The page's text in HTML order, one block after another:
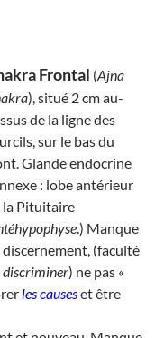
Frontal (Ajna
), situé 2 cm au-
de la ligne des
sur le bas du
Glande endocrine
: lobe antérieur
la Pituitaire
.) Manque
discernement, (faculté
discriminer) ne pas «
les causeset être